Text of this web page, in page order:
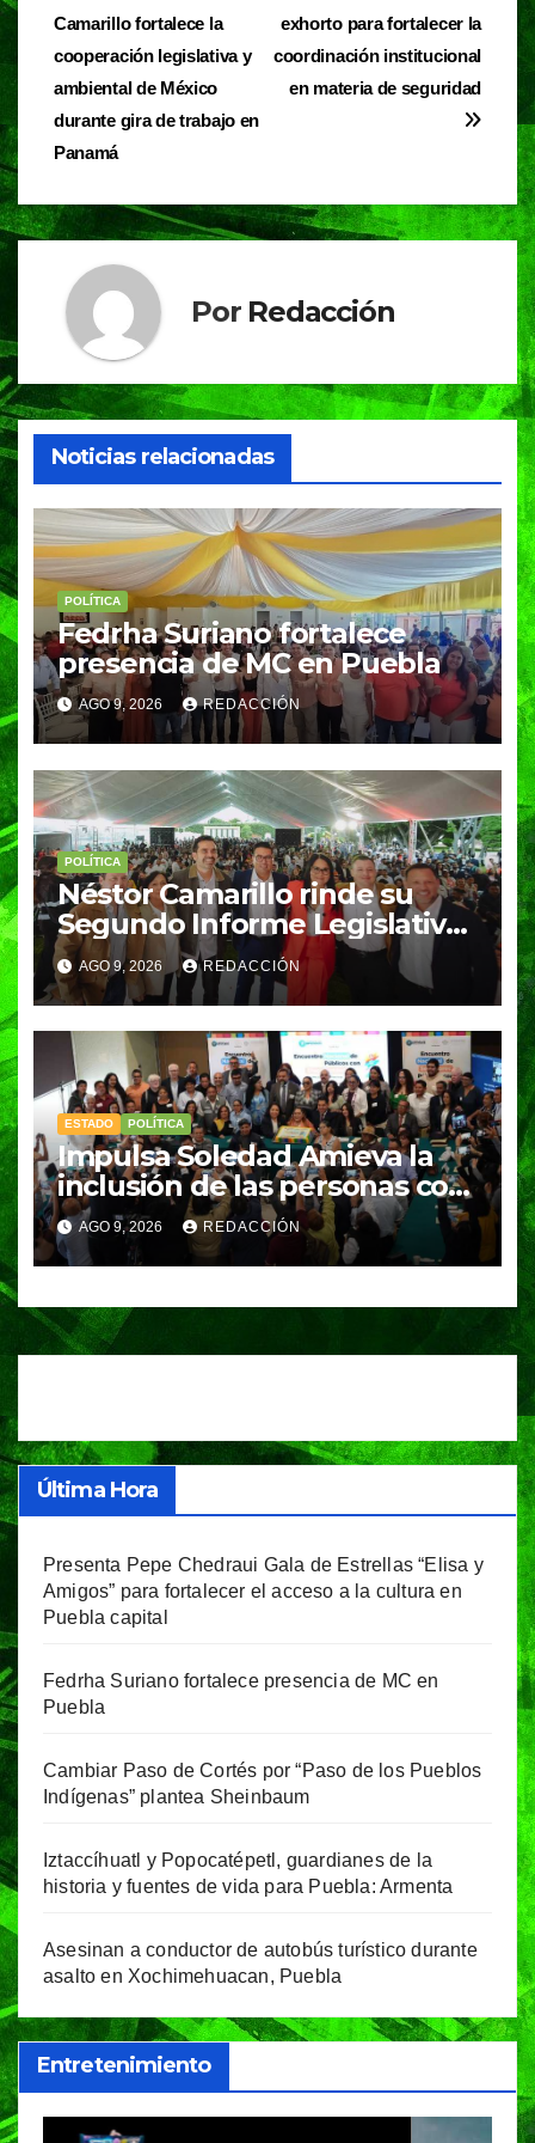
b
o
o
k
A
p
p
m
de
entradas
exhorto para fortalecer la
coordinación institucional
en materia de seguridad
Camarillo fortalece la
cooperación legislativa y
ambiental de México
durante gira de trabajo en
Panamá
Por Redacción
Noticias relacionadas
POLÍTICA
Fedrha Suriano fortalece
presencia de MC en Puebla
AGO 9, 2026 REDACCIÓN
POLÍTICA
Néstor Camarillo rinde su
Segundo Informe Legislativo
y refrenda su compromiso
con Puebla
AGO 9, 2026 REDACCIÓN
ESTADO POLÍTICA
Impulsa Soledad Amieva la
inclusión de las personas con
discapacidad desde la
Cámara de Diputados
AGO 9, 2026 REDACCIÓN
Última Hora
Presenta Pepe Chedraui Gala de Estrellas “Elisa y
Amigos” para fortalecer el acceso a la cultura en
Puebla capital
Fedrha Suriano fortalece presencia de MC en
Puebla
Cambiar Paso de Cortés por “Paso de los Pueblos
Indígenas” plantea Sheinbaum
Iztaccíhuatl y Popocatépetl, guardianes de la
historia y fuentes de vida para Puebla: Armenta
Asesinan a conductor de autobús turístico durante
asalto en Xochimehuacan, Puebla
Entretenimiento